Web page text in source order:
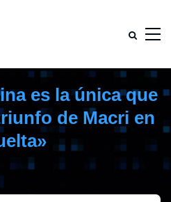
es la única que
de Macri en